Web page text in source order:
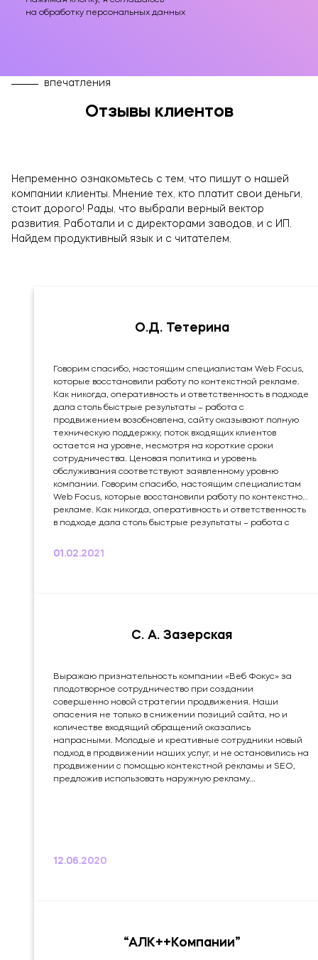
на обработку персональных данных
впечатления
Отзывы клиентов
Непременно ознакомьтесь с тем, что пишут о нашей
компании клиенты. Мнение тех, кто платит свои деньги,
стоит дорого! Рады, что выбрали верный вектор
развития. Работали и с директорами заводов, и с ИП.
Найдем продуктивный язык и с читателем.
О.Д. Тетерина
Говорим спасибо, настоящим специалистам Web Focus,
которые восстановили работу по контекстной рекламе.
Как никогда, оперативность и ответственность в подходе
дала столь быстрые результаты – работа с
продвижением возобновлена, сайту оказывают полную
техническую поддержку, поток входящих клиентов
остается на уровне, несмотря на короткие сроки
сотрудничества. Ценовая политика и уровень
обслуживания соответствуют заявленному уровню
компании. Говорим спасибо, настоящим специалистам
Web Focus, которые восстановили работу по контекстной
рекламе. Как никогда, оперативность и ответственность
в подходе дала столь быстрые результаты – работа с
техническую поддержку, поток входящих клиентов
01.02.2021
С. А. Зазерская
Выражаю признательность компании «Веб Фокус» за
плодотворное сотрудничество при создании
совершенно новой стратегии продвижения. Наши
опасения не только в снижении позиций сайта, но и
количестве входящий обращений оказались
напрасными. Молодые и креативные сотрудники новый
подход в продвижении наших услуг, и не остановились на
продвижении с помощью контекстной рекламы и SEO,
предложив использовать наружную рекламу...
12.06.2020
“АЛК++Компании”
ОТПРАВИТЬ